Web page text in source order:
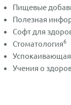
Пищевые
Полезная
Софт для
Стоматология6
Учения о